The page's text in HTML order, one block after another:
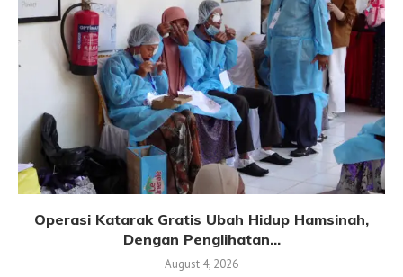
Operasi Katarak Gratis Ubah Hidup Hamsinah,
Dengan Penglihatan...
August 4, 2026